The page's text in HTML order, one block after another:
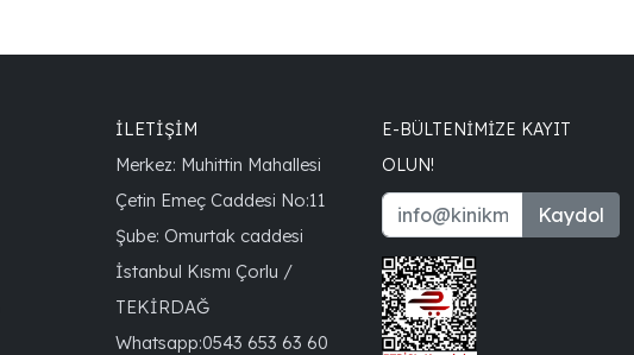
İLETİŞİM
Merkez: Muhittin Mahallesi
Çetin Emeç Caddesi No:11
Şube: Omurtak caddesi
İstanbul Kısmı Çorlu /
TEKİRDAĞ
Whatsapp:0543 653 63 60
E-BÜLTENIMIZE KAYIT
OLUN!
Kaydol